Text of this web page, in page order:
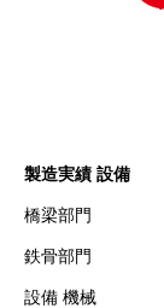
製造実績 設備
橋梁部門
鉄骨部門
設備 機械